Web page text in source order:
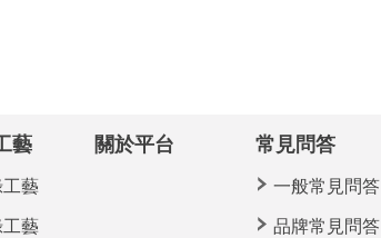
藝
工藝
工藝
關於平台 常見問答
一般常見問答
品牌常見問答